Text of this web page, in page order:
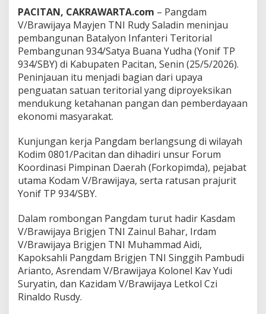
i
P
a
c
i
t
a
n
,
D
o
n
g
P
r
u
r
t
J
a
d
i
PACITAN, CAKRAWARTA.com – Pangdam
V/Brawijaya Mayjen TNI Rudy Saladin meninjau
pembangunan Batalyon Infanteri Teritorial
Pembangunan 934/Satya Buana Yudha (Yonif TP
934/SBY) di Kabupaten Pacitan, Senin (25/5/2026).
Peninjauan itu menjadi bagian dari upaya
penguatan satuan teritorial yang diproyeksikan
mendukung ketahanan pangan dan pemberdayaan
ekonomi masyarakat.
Kunjungan kerja Pangdam berlangsung di wilayah
Kodim 0801/Pacitan dan dihadiri unsur Forum
Koordinasi Pimpinan Daerah (Forkopimda), pejabat
utama Kodam V/Brawijaya, serta ratusan prajurit
Yonif TP 934/SBY.
Dalam rombongan Pangdam turut hadir Kasdam
V/Brawijaya Brigjen TNI Zainul Bahar, Irdam
V/Brawijaya Brigjen TNI Muhammad Aidi,
Kapoksahli Pangdam Brigjen TNI Singgih Pambudi
Arianto, Asrendam V/Brawijaya Kolonel Kav Yudi
Suryatin, dan Kazidam V/Brawijaya Letkol Czi
Rinaldo Rusdy.